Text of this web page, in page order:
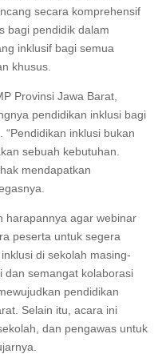
secara komprehensif
bagi pendidik dalam
inklusif bagi semua
khusus.
Provinsi Jawa Barat,
pendidikan inklusi bagi
inklusi bukan
sebuah kebutuhan.
mendapatkan
harapannya agar webinar
peserta untuk segera
di sekolah masing-
dan semangat kolaborasi
pendidikan
Selain itu, acara ini
dan pengawas untuk